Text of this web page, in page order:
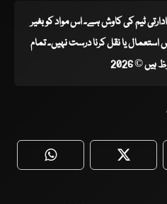
ادارتی ٹیم کی کاوش ہے۔ اس مواد کو بغیر
یا نقل کرنا درست نہیں۔ تمام
© 2026
WhatsApp Twitter